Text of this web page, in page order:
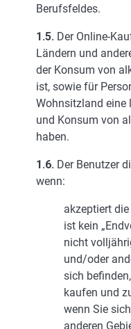
Berufsfeldes.
1.5. Der Online-
Ländern und
der Konsum von
ist, sowie für
Wohnsitzland eine
und Konsum von
haben.
1.6. Der Benutzer
wenn:
akzeptiert
ist kein
nicht
und/oder
sich
kaufen und
wenn Sie
anderen